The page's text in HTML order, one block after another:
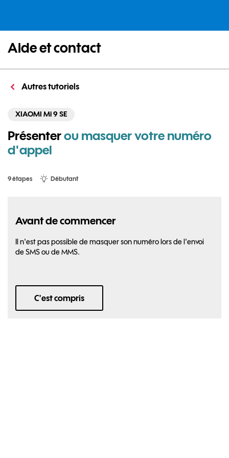
Aide et contact
Autres tutoriels
XIAOMI Mi 9 SE
Présenterou masquer votre numéro
d'appel
9 étapes Débutant
Avant de commencer
Il n'est pas possible de masquer son numéro lors de l'envoi
de SMS ou de MMS.
C'est compris